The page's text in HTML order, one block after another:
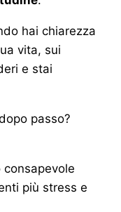
hai chiarezza
vita, sui
e stai
passo?
più stress e